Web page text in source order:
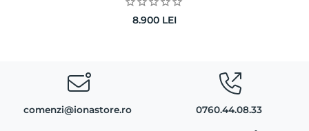
8.900 LEI
comenzi@ionastore.ro 0760.44.08.33